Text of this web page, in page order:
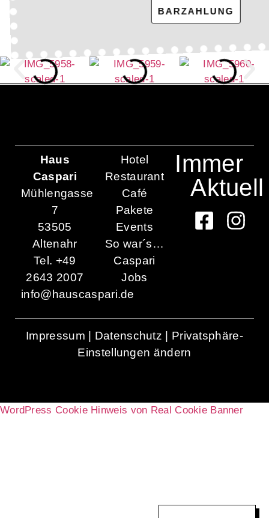
BARZAHLUNG
Haus
Caspari
Mühlengasse
7
53505
Altenahr
Tel. +49
2643 2007
info@hauscaspari.de
Hotel
Restaurant
Café
Pakete
Events
So war´s…
Caspari
Jobs
Immer
Aktuell
Impressum | Datenschutz | Privatsphäre-
Einstellungen ändern
WordPress Cookie Hinweis von Real Cookie Banner